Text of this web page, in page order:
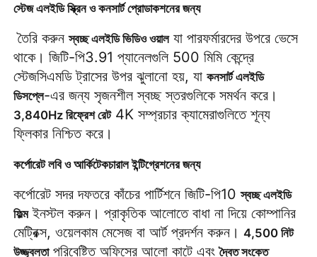
স্টেজ এলইডি স্ক্রিন ও কনসার্ট প্রোডাকশনের জন্য
তৈরি করুন স্বচ্ছ এলইডি ভিডিও ওয়াল যা পারফর্মারদের উপরে ভেসে
থাকে। জিটি-পি3.91 প্যানেলগুলি 500 মিমি কেন্দ্রে
স্টেজসিএমডি ট্রাসের উপর ঝুলানো হয়, যা কনসার্ট এলইডি
ডিসপ্লে
3,840Hz রিফ্রেশ রেট 4K সম্প্রচার ক্যামেরাগুলিতে শূন্য
ফ্লিকার নিশ্চিত করে।
কর্পোরেট লবি ও আর্কিটেকচারাল ইন্টিগ্রেশনের জন্য
কর্পোরেট সদর দফতরে কাঁচের পার্টিশনে জিটি-পি10 স্বচ্ছ এলইডি
ফিল্ম ইনস্টল করুন। প্রাকৃতিক আলোতে বাধা না দিয়ে কোম্পানির
মেট্রিক্স, ওয়েলকাম মেসেজ বা আর্ট প্রদর্শন করুন। 4,500 নিট
উজ্জ্বলতা পরিবেষ্টিত অফিসের আলো কাটে এবং দ্বৈত সংকেত